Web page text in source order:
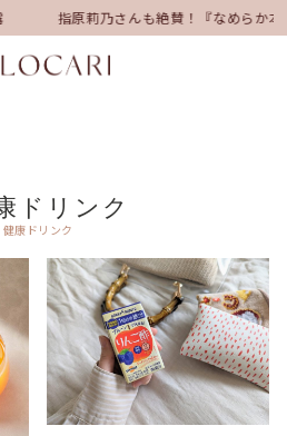
指原莉乃さんも絶賛！『なめらか
ドリンク
健康ドリンク